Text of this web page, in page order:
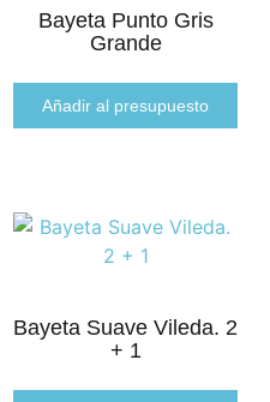
Bayeta Punto Gris
Grande
Añadir al presupuesto
Bayeta Suave Vileda. 2
+ 1